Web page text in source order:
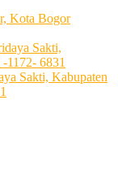
Kota Bogor
Sakti, Kabupaten